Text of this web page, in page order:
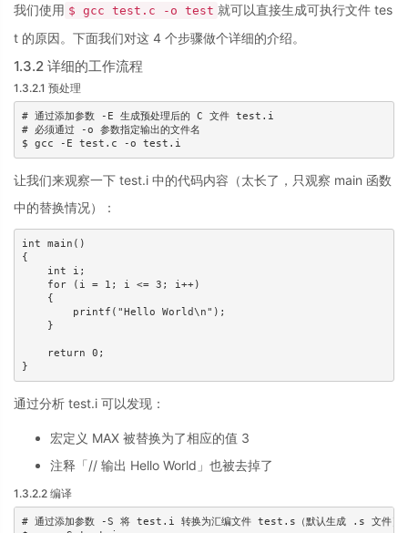
我们使用 $ gcc test.c -o test 就可以直接生成可执行文件 tes
t 的原因。下面我们对这 4 个步骤做个详细的介绍。
1.3.2 详细的工作流程
1.3.2.1 预处理
# 通过添加参数 -E 生成预处理后的 C 文件 test.i
# 必须通过 -o 参数指定输出的文件名
$ gcc -E test.c -o test.i
让我们来观察一下 test.i 中的代码内容（太长了，只观察 main 函数
中的替换情况）：
int main()
{
    int i;
    for (i = 1; i <= 3; i++)
    {
        printf("Hello World\n");
    }
    return 0;
}
通过分析 test.i 可以发现：
宏定义 MAX 被替换为了相应的值 3
注释「// 输出 Hello World」也被去掉了
1.3.2.2 编译
# 通过添加参数 -S 将 test.i 转换为汇编文件 test.s（默认生成 .s 文件）